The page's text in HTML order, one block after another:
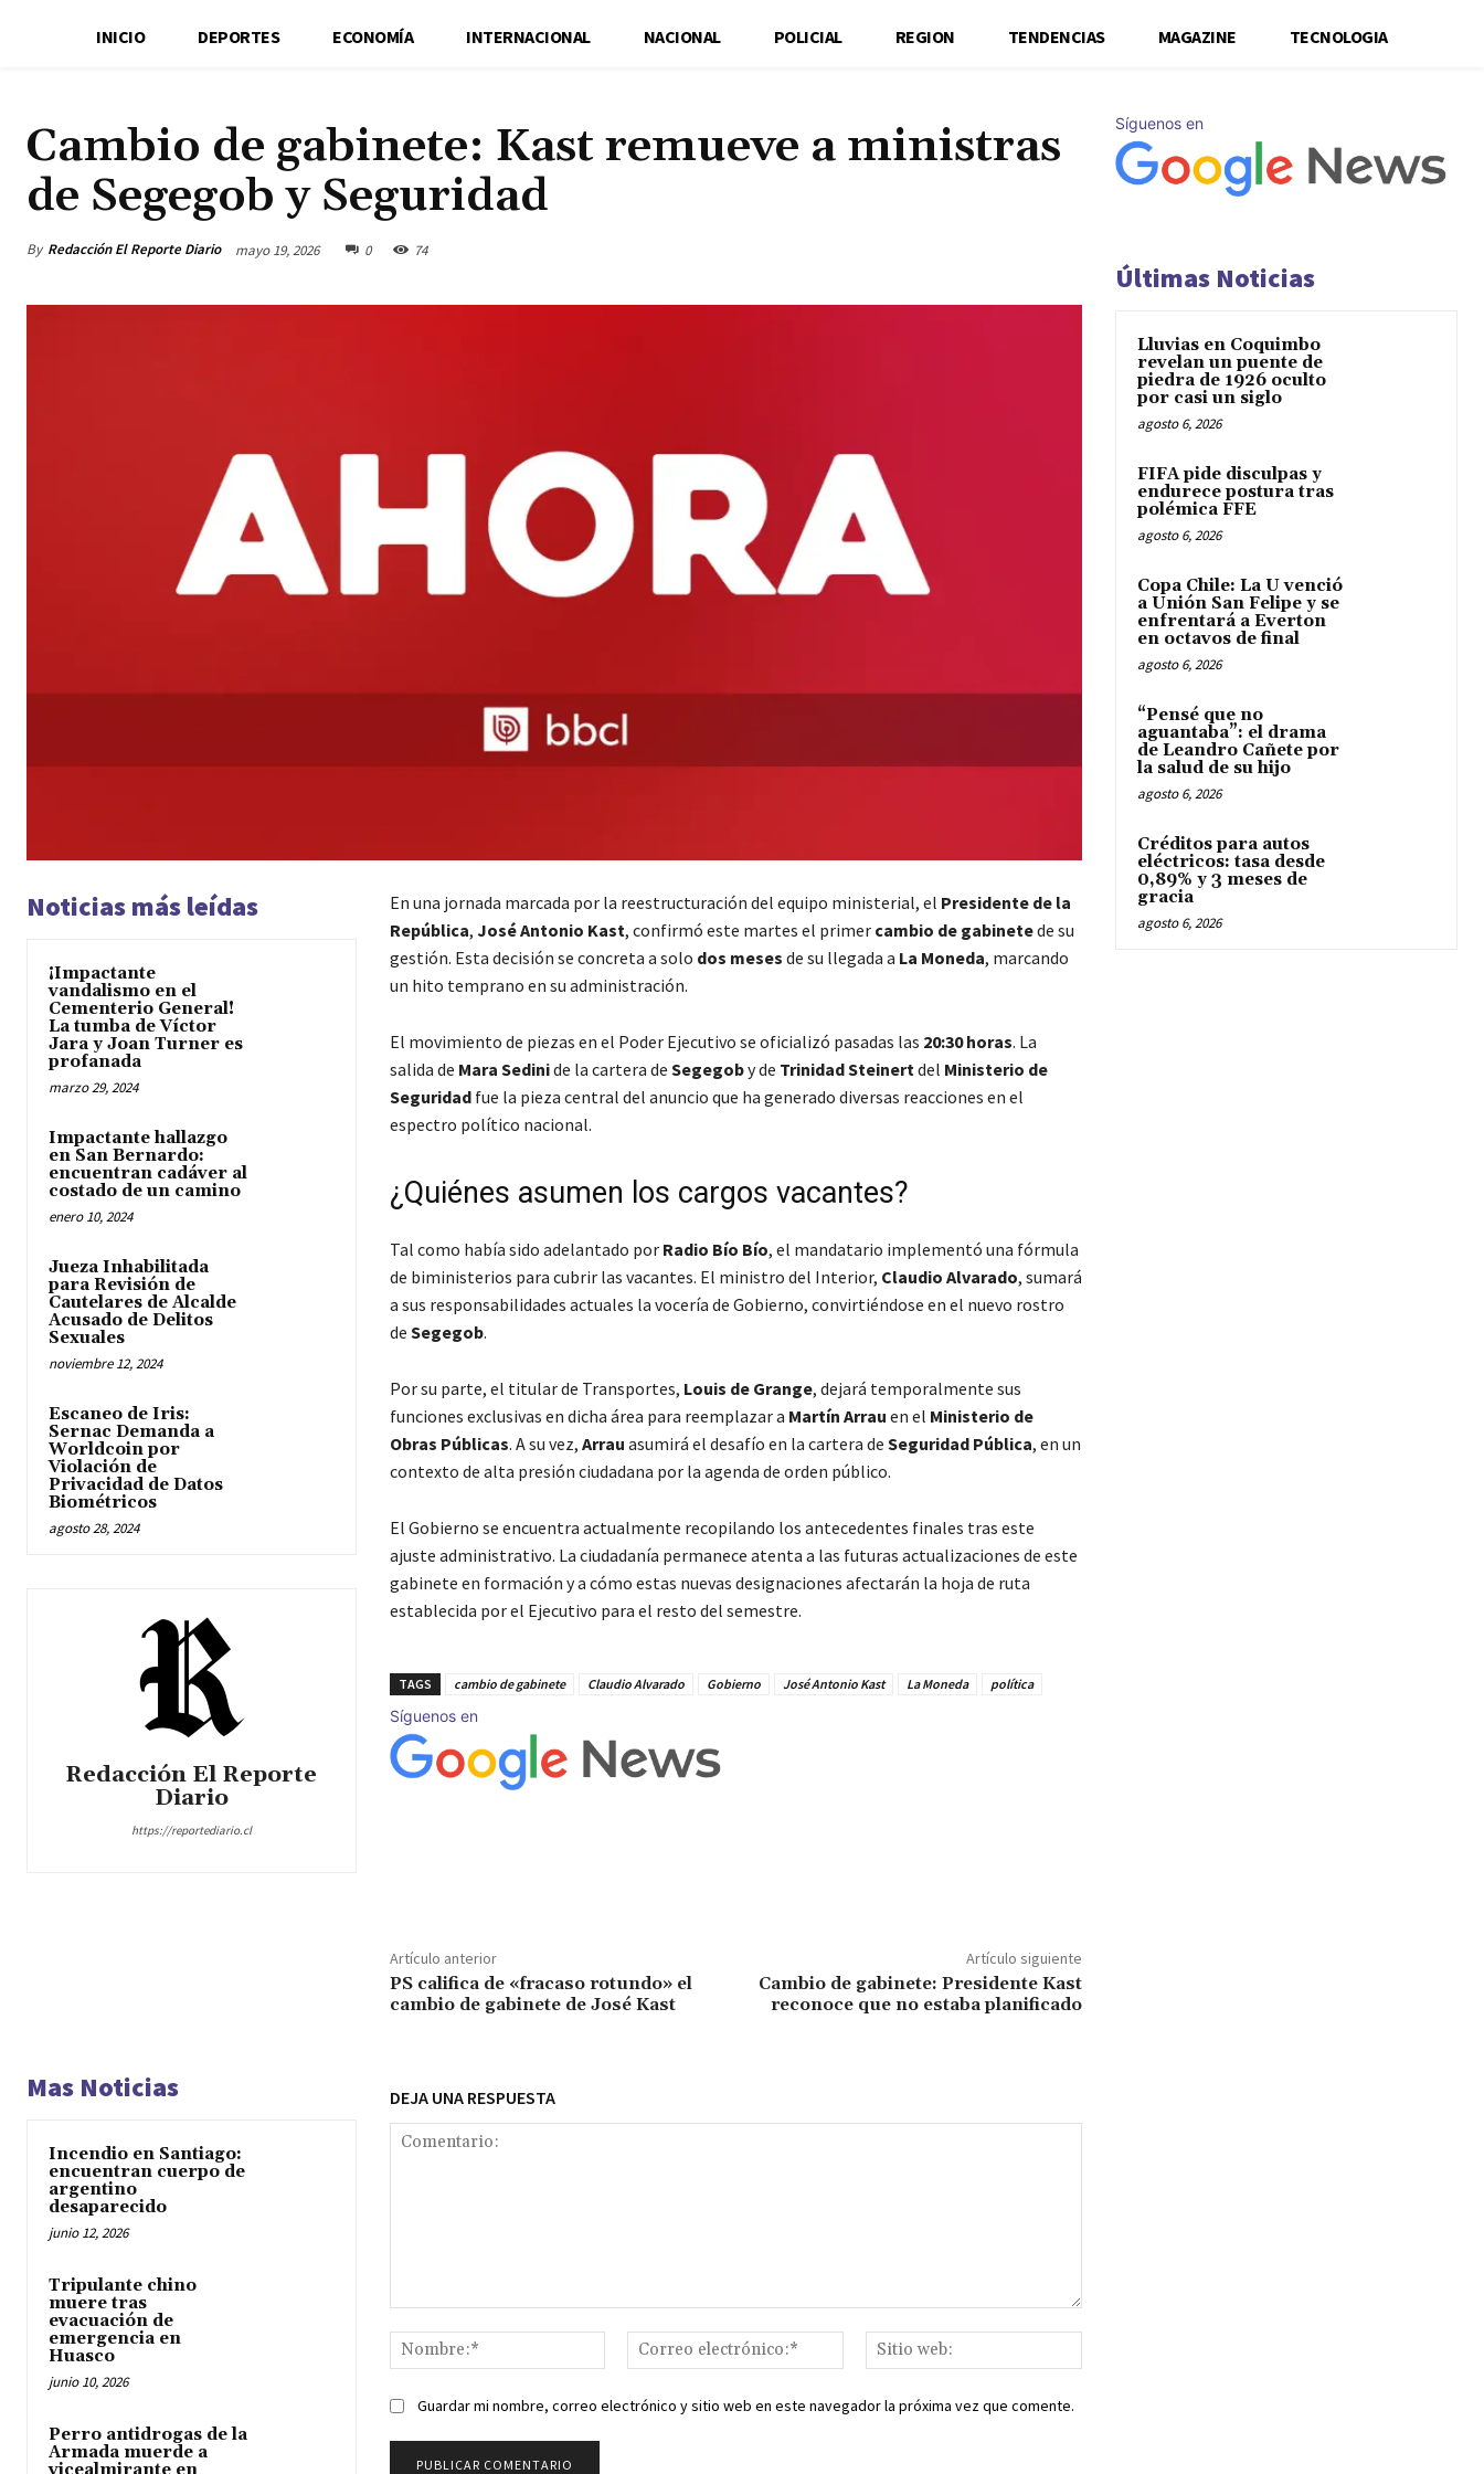
INICIO DEPORTES ECONOMÍA INTERNACIONAL NACIONAL POLICIAL REGION TENDENCIAS MAGAZINE TECNOLOGIA
Cambio de gabinete: Kast remueve a ministras
de Segegob y Seguridad
By Redacción El Reporte Diario mayo 19, 2026 0 74
Noticias más leídas
¡Impactante
vandalismo en el
Cementerio General!
La tumba de Víctor
Jara y Joan Turner es
profanada
marzo 29, 2024
Impactante hallazgo
en San Bernardo:
encuentran cadáver al
costado de un camino
enero 10, 2024
Jueza Inhabilitada
para Revisión de
Cautelares de Alcalde
Acusado de Delitos
Sexuales
noviembre 12, 2024
Escaneo de Iris:
Sernac Demanda a
Worldcoin por
Violación de
Privacidad de Datos
Biométricos
agosto 28, 2024
Redacción El Reporte
Diario
https://reportediario.cl
En una jornada marcada por la reestructuración del equipo ministerial, el Presidente de la
República, José Antonio Kast, confirmó este martes el primer cambio de gabinetede su
gestión. Esta decisión se concreta a solo dos meses de su llegada a La Moneda, marcando
un hito temprano en su administración.
El movimiento de piezas en el Poder Ejecutivo se oficializó pasadas las 20:30 horas. La
salida de Mara Sedinide la cartera de Segegoby de Trinidad Steinertdel Ministerio de
Seguridadfue la pieza central del anuncio que ha generado diversas reacciones en el
espectro político nacional.
¿Quiénes asumen los cargos vacantes?
Tal como había sido adelantado por Radio Bío Bío, el mandatario implementó una fórmula
de biministerios para cubrir las vacantes. El ministro del Interior, Claudio Alvarado, sumará
a sus responsabilidades actuales la vocería de Gobierno, convirtiéndose en el nuevo rostro
de Segegob.
Por su parte, el titular de Transportes, Louis de Grange, dejará temporalmente sus
funciones exclusivas en dicha área para reemplazar a Martín Arrau en el Ministerio de
Obras Públicas. A su vez, Arrau asumirá el desafío en la cartera de Seguridad Pública, en un
contexto de alta presión ciudadana por la agenda de orden público.
El Gobierno se encuentra actualmente recopilando los antecedentes finales tras este
ajuste administrativo. La ciudadanía permanece atenta a las futuras actualizaciones de este
gabinete en formación y a cómo estas nuevas designaciones afectarán la hoja de ruta
establecida por el Ejecutivo para el resto del semestre.
TAGS cambio de gabinete Claudio Alvarado Gobierno José Antonio Kast La Moneda política
Síguenos en
Artículo anterior
PS califica de «fracaso rotundo» el
cambio de gabinete de José Kast
Artículo siguiente
Cambio de gabinete: Presidente Kast
reconoce que no estaba planificado
Mas Noticias
Incendio en Santiago:
encuentran cuerpo de
argentino
desaparecido
junio 12, 2026
Tripulante chino
muere tras
evacuación de
emergencia en
Huasco
junio 10, 2026
Perro antidrogas de la
Armada muerde a
DEJA UNA RESPUESTA
Nombre:*
Correo
electrónico:*
web:
Guardar mi nombre, correo electrónico y sitio web en este navegador la próxima vez que comente.
Síguenos en
Últimas Noticias
Lluvias en Coquimbo
revelan un puente de
piedra de 1926 oculto
por casi un siglo
agosto 6, 2026
FIFA pide disculpas y
endurece postura tras
polémica FFE
agosto 6, 2026
Copa Chile: La U venció
a Unión San Felipe y se
enfrentará a Everton
en octavos de final
agosto 6, 2026
“Pensé que no
aguantaba”: el drama
de Leandro Cañete por
la salud de su hijo
agosto 6, 2026
Créditos para autos
eléctricos: tasa desde
0,89% y 3 meses de
gracia
agosto 6, 2026